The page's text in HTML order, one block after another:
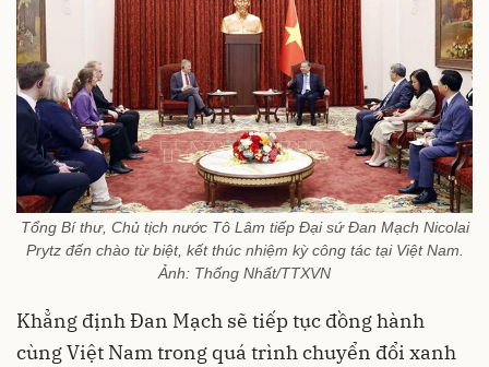
Tổng Bí thư, Chủ tịch nước Tô Lâm tiếp Đại sứ Đan Mạch Nicolai
Prytz đến chào từ biệt, kết thúc nhiệm kỳ công tác tại Việt Nam.
Ảnh: Thống Nhất/TTXVN
Khẳng định Đan Mạch sẽ tiếp tục đồng hành
cùng Việt Nam trong quá trình chuyển đổi xanh